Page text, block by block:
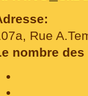
Rue
nombre